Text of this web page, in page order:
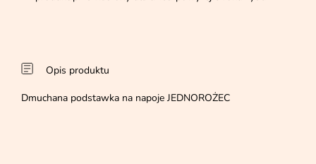
Opis produktu
Dmuchana podstawka na napoje JEDNOROŻEC